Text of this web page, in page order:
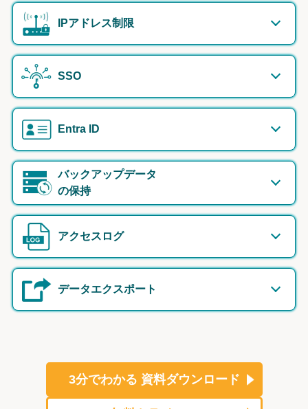
IPアドレス制限
SSO
Entra ID
バックアップデータ
の保持
アクセスログ
データエクスポート
3分でわかる 資料ダウンロード